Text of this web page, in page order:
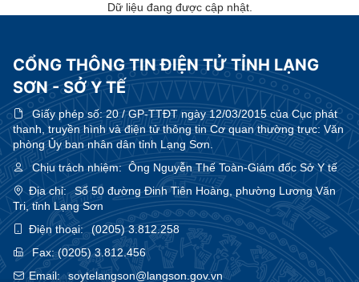
Dữ liệu đang được cập nhật.
CỔNG THÔNG TIN ĐIỆN TỬ TỈNH LẠNG
SƠN - SỞ Y TẾ
Giấy phép số:20 / GP-TTĐT ngày 12/03/2015 của Cục phát
thanh, truyền hình và điện tử thông tin Cơ quan thường trực: Văn
phòng Ủy ban nhân dân tỉnh Lạng Sơn.
Chịu trách nhiệm:Ông Nguyễn Thế Toàn-Giám đốc Sở Y tế
Địa chỉ:
Số 50 đường Đinh Tiên Hoàng, phường Lương Văn
Tri, tỉnh Lạng Sơn
Điện thoại:
(0205) 3.812.258
Fax:(0205) 3.812.456
Email:
soytelangson@langson.gov.vn